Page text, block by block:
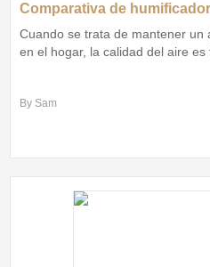
Cuando se trata de mantener un
en el hogar, la calidad del aire es
By Sam